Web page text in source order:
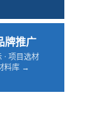
牌推广
· 项目选材
料库 →